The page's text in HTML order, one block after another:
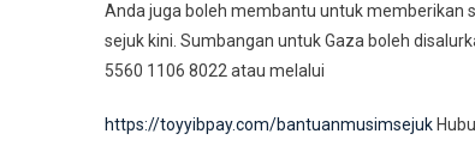
Anda juga boleh membantu untuk memberikan
sejuk kini. Sumbangan untuk Gaza boleh
5560 1106 8022 atau melalui
https://toyyibpay.com/bantuanmusimsejuk